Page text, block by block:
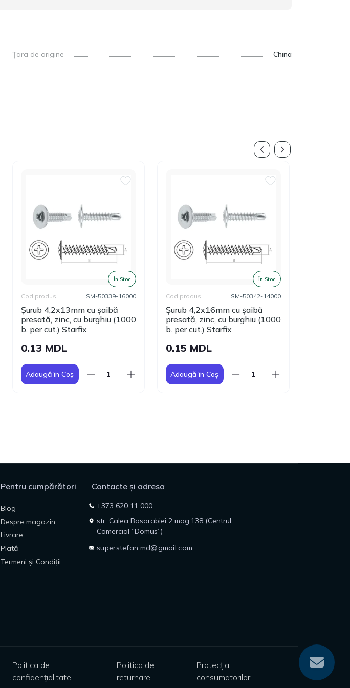
Țara de origine China
În Stoc
Șurub 4,2x13mm cu șaibă
presată, zinc, cu burghiu (1000
b. per cut.) Starfix
Cod produs: SM-50339-16000
0.13 MDL
Adaugă în Coș
În Stoc
Șurub 4,2x16mm cu șaibă
presată, zinc, cu burghiu (1000
b. per cut.) Starfix
Cod produs: SM-50342-14000
0.15 MDL
Adaugă în Coș
Pentru cumpărători
Blog
Despre magazin
Livrare
Plată
Termeni și Condiții
Contacte și adresa
+373 620 11 000
str. Calea Basarabiei 2 mag.138 (Centrul
Comercial “Domus”)
superstefan.md@gmail.com
Politica de
confidențialitate
Politica de
returnare
Protecția
consumatorilor